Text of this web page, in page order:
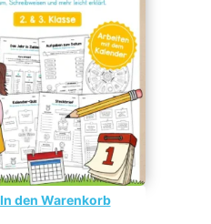
In den Warenkorb